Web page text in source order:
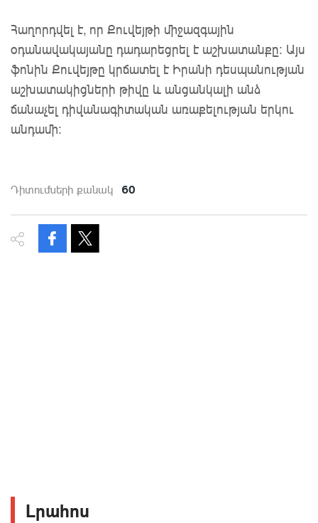
Հաղորդվել է, որ Քուվեյթի միջազգային
օդանավակայանը դադարեցրել է աշխատանքը: Այս
ֆոնին Քուվեյթը կրճատել է Իրանի դեսպանության
աշխատակիցների թիվը և անցանկալի անձ
ճանաչել դիվանագիտական առաքելության երկու
անդամի:
Դիտումների քանակ 60
Լրահոս